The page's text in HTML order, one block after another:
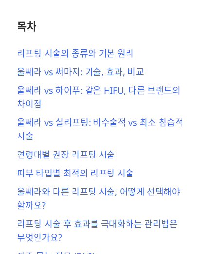
목차
리프팅 시술의 종류와 기본 원리
울쎄라 vs 써마지: 기술, 효과, 비교
울쎄라 vs 하이푸: 같은 HIFU, 다른 브랜드의
차이점
울쎄라 vs 실리프팅: 비수술적 vs 최소 침습적
시술
연령대별 권장 리프팅 시술
피부 타입별 최적의 리프팅 시술
울쎄라와 다른 리프팅 시술, 어떻게 선택해야
할까요?
리프팅 시술 후 효과를 극대화하는 관리법은
무엇인가요?